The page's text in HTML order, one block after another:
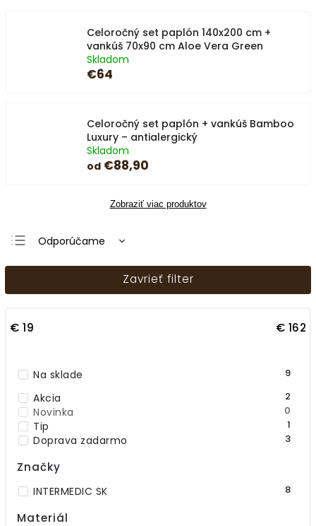
Celoročný set paplón 140x200 cm +
vankúš 70x90 cm Aloe Vera Green
Skladom
€64
Celoročný set paplón + vankúš Bamboo
Luxury – antialergický
Skladom
od €88,90
Zobraziť viac produktov
Odporúčame
Najlacnejšie
Zavrieť filter
€ 19 € 162
Na sklade 9
Akcia 2
Novinka 0
Tip 1
Doprava zadarmo 3
Značky
INTERMEDIC SK 8
Materiál